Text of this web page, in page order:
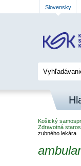
Slovensky
Košický
Zdravotná
zubného lekára